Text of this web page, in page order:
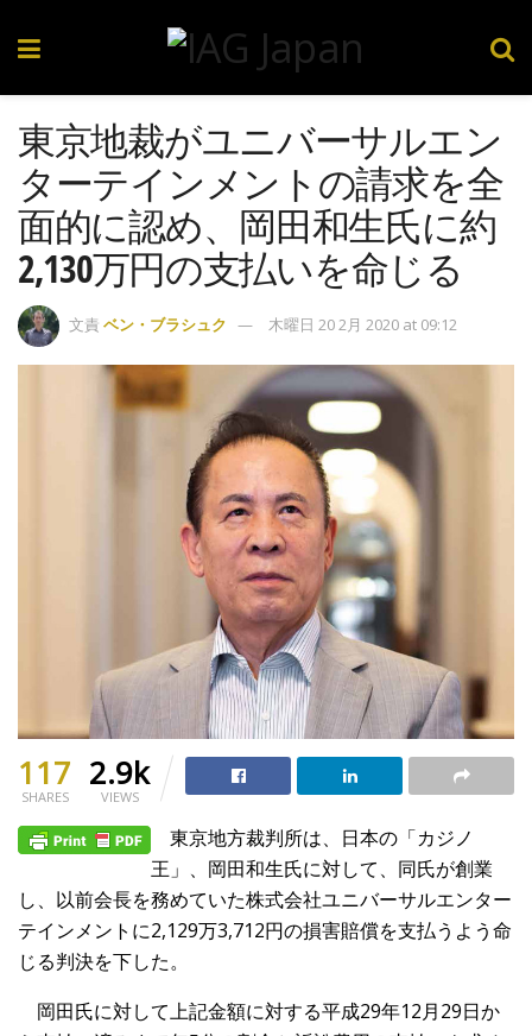
東京地裁がユニバーサルエン
ターテインメントの請求を全
面的に認め、岡田和生氏に約
2,130万円の支払いを命じる
文責 ベン・ブラシュク 木曜日 20 2月 2020 at 09:12
117
SHARES
2.9k
VIEWS
東京地方裁判所は、日本の「カジノ
王」、岡田和生氏に対して、同氏が創業
し、以前会長を務めていた株式会社ユニバーサルエンター
テインメントに2,129万3,712円の損害賠償を支払うよう命
じる判決を下した。
岡田氏に対して上記金額に対する平成29年12月29日か